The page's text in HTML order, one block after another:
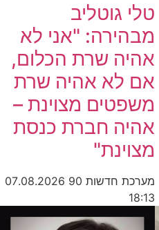
טלי גוטליב
מבהירה: "אני לא
אהיה שרת הכלום,
אם לא אהיה שרת
משפטים מצוינת –
אהיה חברת כנסת
מצוינת"
מערכת חדשות 90
07.08.2026
18:13